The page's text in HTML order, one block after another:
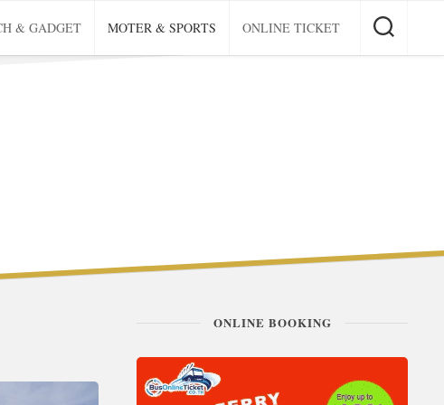
& GADGET MOTER & SPORTS ONLINE TICKET
ONLINE BOOKING